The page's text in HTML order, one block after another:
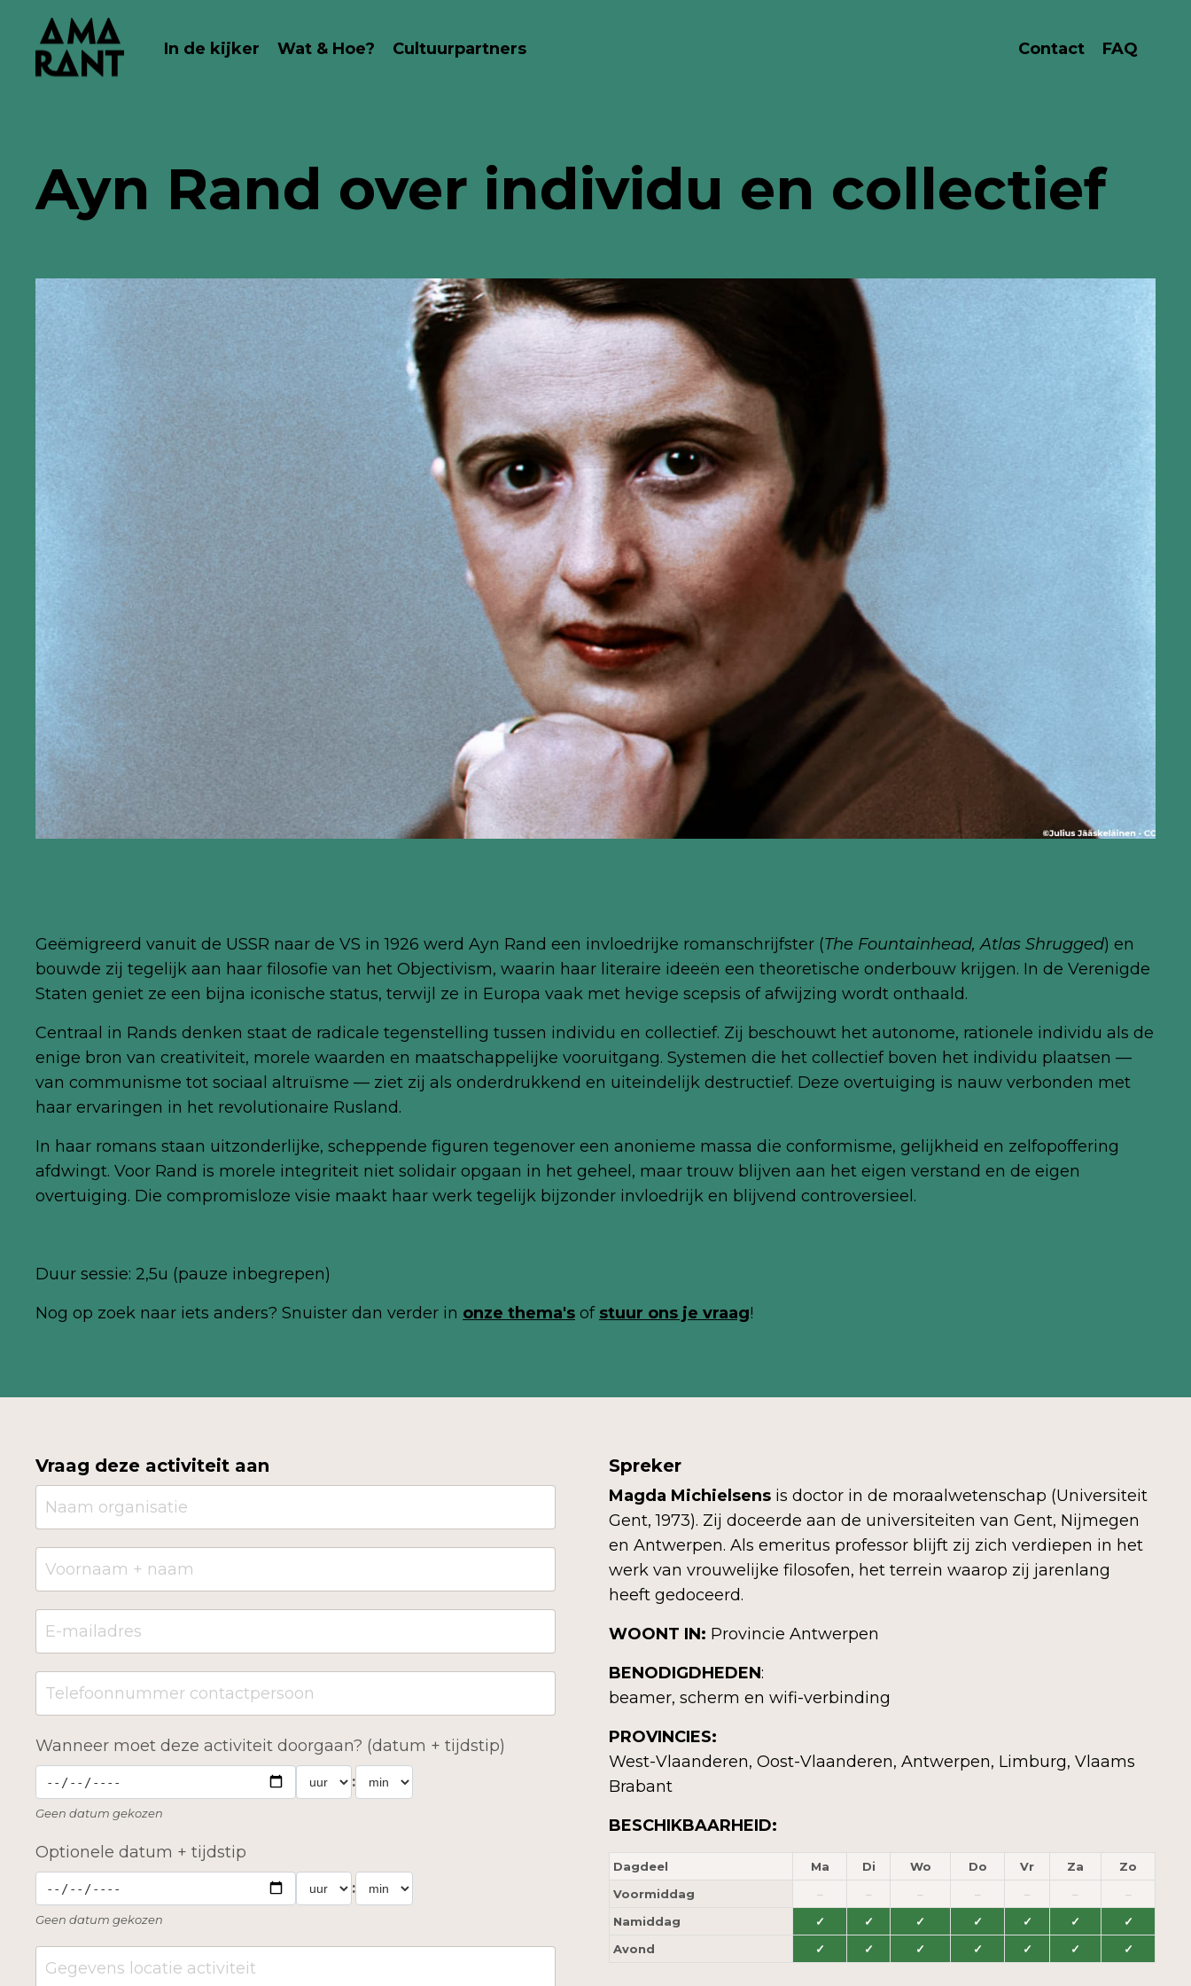
In de kijker Wat & Hoe? Cultuurpartners Contact FAQ
Ayn Rand over individu en collectief
Geëmigreerd vanuit de USSR naar de VS in 1926 werd Ayn Rand een invloedrijke romanschrijfster (The Fountainhead, Atlas Shrugged) en
bouwde zij tegelijk aan haar filosofie van het Objectivism, waarin haar literaire ideeën een theoretische onderbouw krijgen. In de Verenigde
Staten geniet ze een bijna iconische status, terwijl ze in Europa vaak met hevige scepsis of afwijzing wordt onthaald.
Centraal in Rands denken staat de radicale tegenstelling tussen individu en collectief. Zij beschouwt het autonome, rationele individu als de
enige bron van creativiteit, morele waarden en maatschappelijke vooruitgang. Systemen die het collectief boven het individu plaatsen —
van communisme tot sociaal altruïsme — ziet zij als onderdrukkend en uiteindelijk destructief. Deze overtuiging is nauw verbonden met
haar ervaringen in het revolutionaire Rusland.
In haar romans staan uitzonderlijke, scheppende figuren tegenover een anonieme massa die conformisme, gelijkheid en zelfopoffering
afdwingt. Voor Rand is morele integriteit niet solidair opgaan in het geheel, maar trouw blijven aan het eigen verstand en de eigen
overtuiging. Die compromisloze visie maakt haar werk tegelijk bijzonder invloedrijk en blijvend controversieel.
Duur sessie: 2,5u (pauze inbegrepen)
Nog op zoek naar iets anders? Snuister dan verder in onze thema's of stuur ons je vraag!
Vraag deze activiteit aan
Wanneer moet deze activiteit doorgaan? (datum + tijdstip)
:
Geen datum gekozen
Optionele datum + tijdstip
:
Geen datum gekozen
Spreker
Magda Michielsens is doctor in de moraalwetenschap (Universiteit
Gent, 1973). Zij doceerde aan de universiteiten van Gent, Nijmegen
en Antwerpen. Als emeritus professor blijft zij zich verdiepen in het
werk van vrouwelijke filosofen, het terrein waarop zij jarenlang
heeft gedoceerd.
WOONT IN: Provincie Antwerpen
BENODIGDHEDEN:
beamer, scherm en wifi-verbinding
PROVINCIES:
West-Vlaanderen, Oost-Vlaanderen, Antwerpen, Limburg, Vlaams
Brabant
BESCHIKBAARHEID:
Dagdeel Ma Di Wo Do Vr Za
Zo
Voormiddag
– – – – – –
–
Namiddag
✓ ✓ ✓ ✓ ✓ ✓
✓
Avond
✓ ✓ ✓ ✓ ✓ ✓ ✓